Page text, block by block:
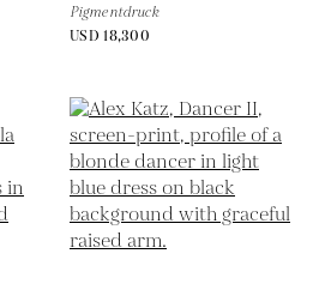
Pigmentdruck
USD 18,300